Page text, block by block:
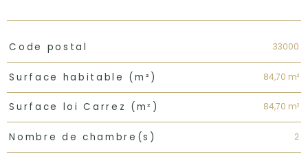
TRAD_PAMPERO_Caracteristique
Code postal 33000
Surface habitable (m²) 84,70 m²
Surface loi Carrez (m²) 84,70 m²
Nombre de chambre(s) 2